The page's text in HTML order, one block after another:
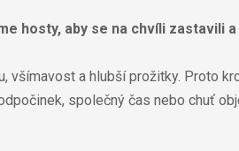
hosty, aby se na chvíli zastavili
a hlubší prožitky. Proto
společný čas nebo chuť